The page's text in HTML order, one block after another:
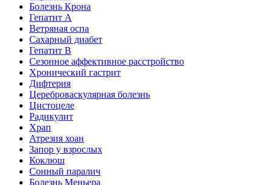
Болезнь Крона
Гепатит A
Ветряная оспа
Сахарный диабет
Гепатит B
Сезонное аффективное расстройство
Хронический гастрит
Дифтерия
Цереброваскулярная болезнь
Цистоцеле
Радикулит
Храп
Атрезия хоан
Запор у взрослых
Коклюш
Сонный паралич
Болезнь Меньера